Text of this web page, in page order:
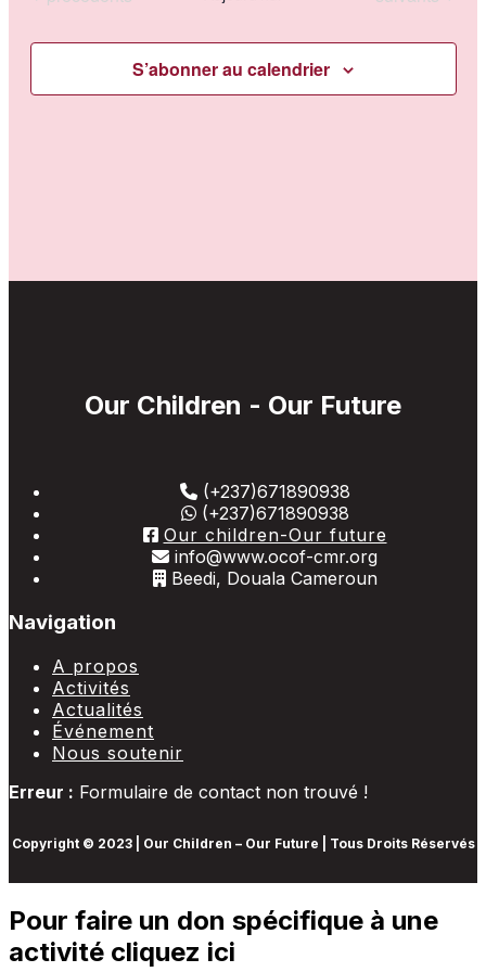
vues
S’abonner au calendrier
Our Children - Our Future
(+237)671890938
(+237)671890938
Our children-Our future
info@www.ocof-cmr.org
Beedi, Douala Cameroun
Navigation
A propos
Activités
Actualités
Événement
Nous soutenir
Erreur : Formulaire de contact non trouvé !
Copyright © 2023 | Our Children – Our Future | Tous Droits Réservés
Pour faire un don spécifique à une
activité cliquez ici